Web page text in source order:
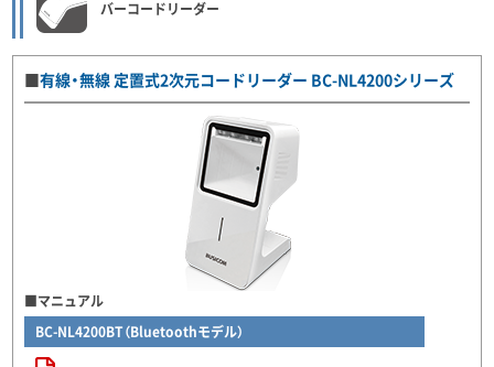
バーコードリーダー
■有線・無線 定置式2次元コードリーダー BC-NL4200シリーズ
■マニュアル
BC-NL4200BT（Bluetoothモデル）